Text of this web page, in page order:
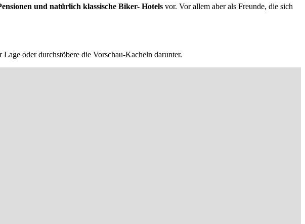
und natürlich klassische Biker- Hotels vor. Vor allem aber als Freunde, die sich
oder durchstöbere die Vorschau-Kacheln darunter.